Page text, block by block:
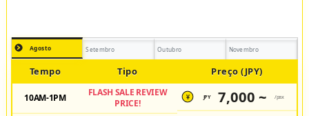
Agosto Setembro Outubro Novembro
Tempo Tipo Preço (JPY)
10AM-1PM
FLASH SALE REVIEW
PRICE!
¥ JPY 7,000 ~ /pax